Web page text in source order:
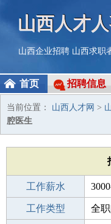
山西人才
山西企业招聘 山西求职
首页 招聘信息
当前位置： 山西人才网 >
腔医生
工作薪水
招聘人数 1人
工作类型 全